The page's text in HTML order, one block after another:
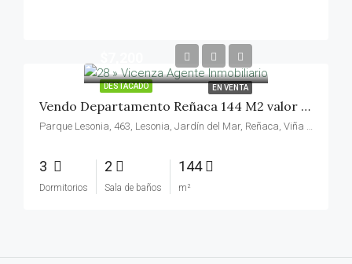
DESTACADO EN VENTA
Vendo Departamento Reñaca 144 M2 valor 7200 UF
Parque Lesonia, 463, Lesonia, Jardín del Mar, Reñaca, Viña del Mar, Provincia de Valparaíso, Región de Valparaíso, 2540146, Chile
3
Dormitorios
2
Sala de baños
144
m²